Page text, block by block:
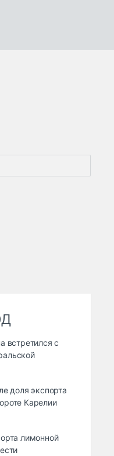
встретился с
доля экспорта
Карелии
лимонной